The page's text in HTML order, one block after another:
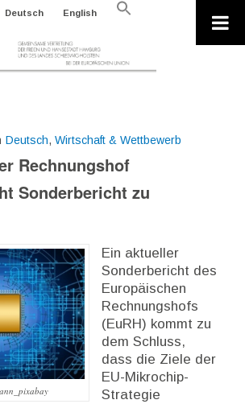
Deutsch English
Search
Deutsch, Wirtschaft & Wettbewerb
Rechnungshof
Sonderbericht zu
Ein aktueller
Sonderbericht des
Europäischen
Rechnungshofs
(EuRH) kommt zu
dem Schluss,
dass die Ziele der
EU-Mikrochip-
Strategie